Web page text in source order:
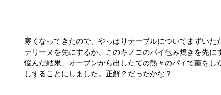
寒くなってきたので、やっぱりテーブルについてまずいた
テリーヌを先にするか、このキノコのパイ包み焼きを先に
悩んだ結果、オーブンから出したての熱々のパイで蓋をし
しすることにしました。正解？だったかな？